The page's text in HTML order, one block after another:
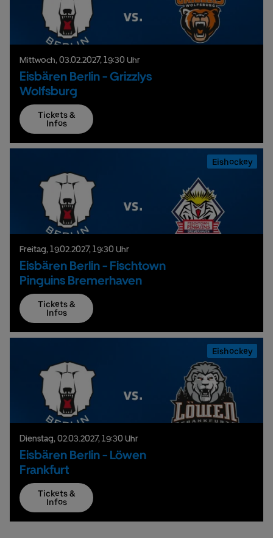
Mittwoch,03.02.2027,19:30 Uhr
Eisbären Berlin - Grizzlys
Wolfsburg
Tickets &
Infos
Eishockey
Freitag,19.02.2027,19:30 Uhr
Eisbären Berlin - Fischtown
Pinguins Bremerhaven
Tickets &
Infos
Eishockey
Dienstag,02.03.2027,19:30 Uhr
Eisbären Berlin - Löwen
Frankfurt
Tickets &
Infos